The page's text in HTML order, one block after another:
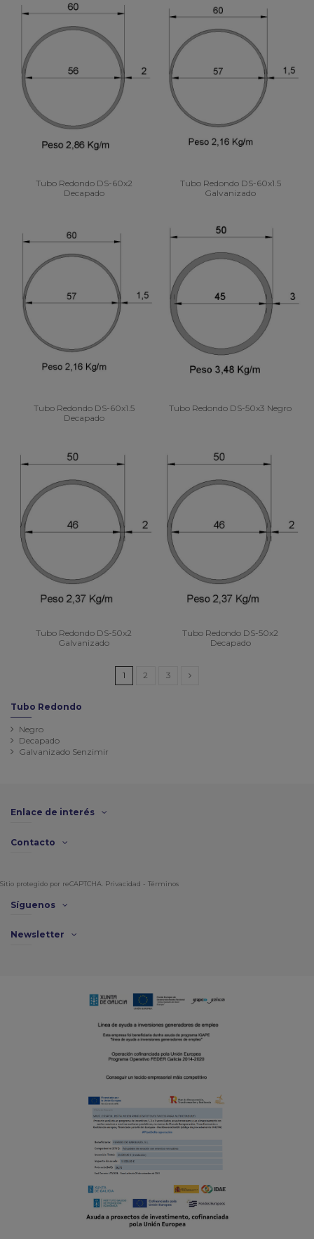
Tubo Redondo DS-60x2
Decapado
Tubo Redondo DS-60x1.5
Galvanizado
Tubo Redondo DS-60x1.5
Decapado
Tubo Redondo DS-50x3 Negro
Tubo Redondo DS-50x2
Galvanizado
Tubo Redondo DS-50x2
Decapado
1 2 3
Tubo Redondo
Negro
Decapado
Galvanizado Senzimir
Enlace de interés
Contacto
Sitio protegido por reCAPTCHA. Privacidad - Términos
Síguenos
Newsletter